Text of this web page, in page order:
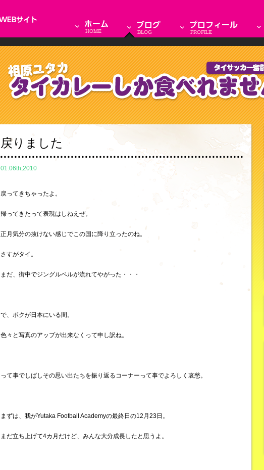
戻りました
01.06th,2010
戻ってきちゃったよ。
帰ってきたって表現はしねえぜ。
正月気分の抜けない感じでこの国に降り立ったのね。
さすがタイ。
まだ、街中でジングルベルが流れてやがった・・・
で、ボクが日本にいる間。
色々と写真のアップが出来なくって申し訳ね。
って事でしばしその思い出たちを振り返るコーナーって事でよろしく哀愁。
まずは、我がYutaka Football Academyの最終日の12月23日。
まだ立ち上げて4カ月だけど、みんな大分成長したと思うよ。